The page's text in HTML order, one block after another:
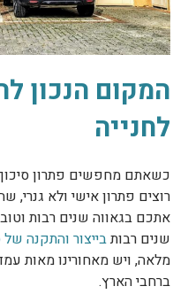
המקום הנכון
לחנייה
כשאתם מחפשים פתרון
רוצים פתרון אישי ולא גנרי,
אתכם בגאווה שנים רבות
שנים רבותבייצור והתקנה
מלאה, ויש מאחורינו מאות
ברחבי הארץ.